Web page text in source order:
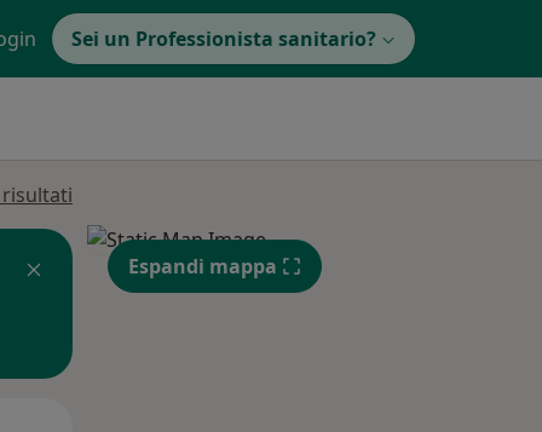
Sei un Professionista sanitario?
Espandi mappa